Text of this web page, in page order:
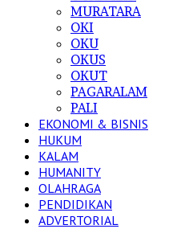
MURATARA
OKI
OKU
OKUS
OKUT
PAGARALAM
PALI
EKONOMI & BISNIS
HUKUM
KALAM
HUMANITY
OLAHRAGA
PENDIDIKAN
ADVERTORIAL